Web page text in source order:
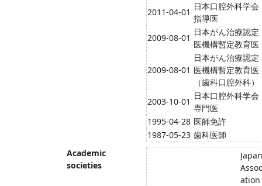
2011-04-01
日本口腔外科学会
指導医
2009-08-01
日本がん治療認定
医機構暫定教育医
2009-08-01
日本がん治療認定
医機構暫定教育医
（歯科口腔外科）
2003-10-01
日本口腔外科学会
専門医
1995-04-28 医師免許
1987-05-23 歯科医師
Academic
societies
Japan
ation